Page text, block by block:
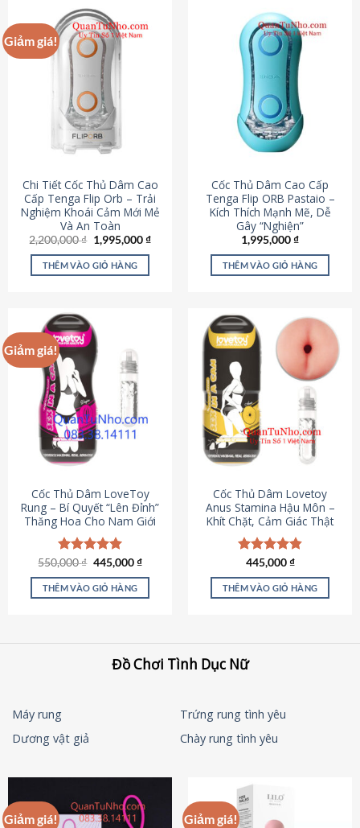
Giảm giá!
Chi Tiết Cốc Thủ Dâm Cao
Cấp Tenga Flip Orb – Trải
Nghiệm Khoái Cảm Mới Mẻ
Và An Toàn
2,200,000₫ Giá
gốc
là:
2,200,000 ₫.
1,995,000₫Giá
THÊM VÀO GIỎ HÀNG
Cốc Thủ Dâm Cao Cấp
Tenga Flip ORB Pastaio –
Kích Thích Mạnh Mẽ, Dễ
Gây “Nghiện”
1,995,000₫
THÊM VÀO GIỎ HÀNG
Giảm giá!
Cốc Thủ Dâm LoveToy
Rung – Bí Quyết “Lên Đỉnh”
Thăng Hoa Cho Nam Giới
Được xếp
hạng5.00
5 sao
550,000₫ Giá
là:
550,000 ₫.
445,000₫Giá
tại
THÊM VÀO GIỎ HÀNG
Cốc Thủ Dâm Lovetoy
Anus Stamina Hậu Môn –
Khít Chặt, Cảm Giác Thật
Được xếp
hạng4.84
5 sao
445,000₫
THÊM VÀO GIỎ HÀNG
Đồ Chơi Tình Dục Nữ
Máy rung
Trứng rung tình yêu
Dương vật giả
Chày rung tình yêu
Giảm giá! Giảm giá!